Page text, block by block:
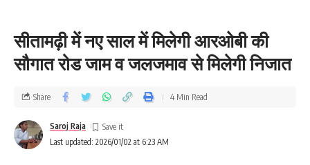
सीतामढ़ी में नए साल में मिलेगी आरओबी की
सौगात रोड जाम व जलजमाव से मिलेगी निजात
Last updated: 2026/01/02 at 6:23 AM
Saroj Raja
Share 4 Min Read